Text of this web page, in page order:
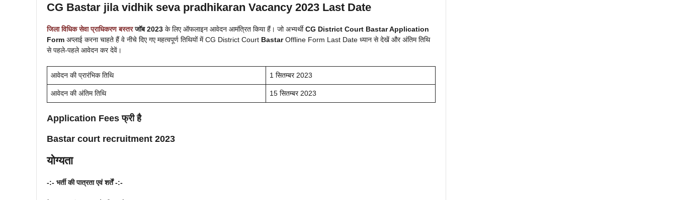
CG Bastar jila vidhik seva pradhikaran Vacancy 2023 Last Date
जिला विधिक सेवा प्राधिकरण बस्तर जॉब 2023 के लिए ऑफलाइन आवेदन आमंत्रित किया हैं। जो अभ्यर्थीCG District Court BastarApplication
Form अप्लाई करना चाहते हैं वे नीचे दिए गए महत्वपूर्ण तिथियों में CG District Court Bastar Offline Form Last Date ध्यान से देखें और अंतिम तिथि
से पहले-पहले आवेदन कर देवें।
आवेदन की प्रारंभिक तिथि 1 सितम्बर 2023
आवेदन की अंतिम तिथि 15 सितम्बर 2023
Application Fees फ्री है
Bastar court recruitment 2023
योग्यता
-:- भर्ती की पात्रता एवं शर्तें -:-